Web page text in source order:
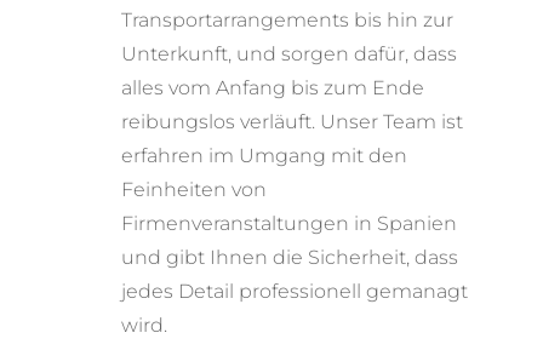
Transportarrangements bis hin zur
Unterkunft, und sorgen dafür, dass
alles vom Anfang bis zum Ende
reibungslos verläuft. Unser Team ist
erfahren im Umgang mit den
Feinheiten von
Firmenveranstaltungen in Spanien
und gibt Ihnen die Sicherheit, dass
jedes Detail professionell gemanagt
wird.